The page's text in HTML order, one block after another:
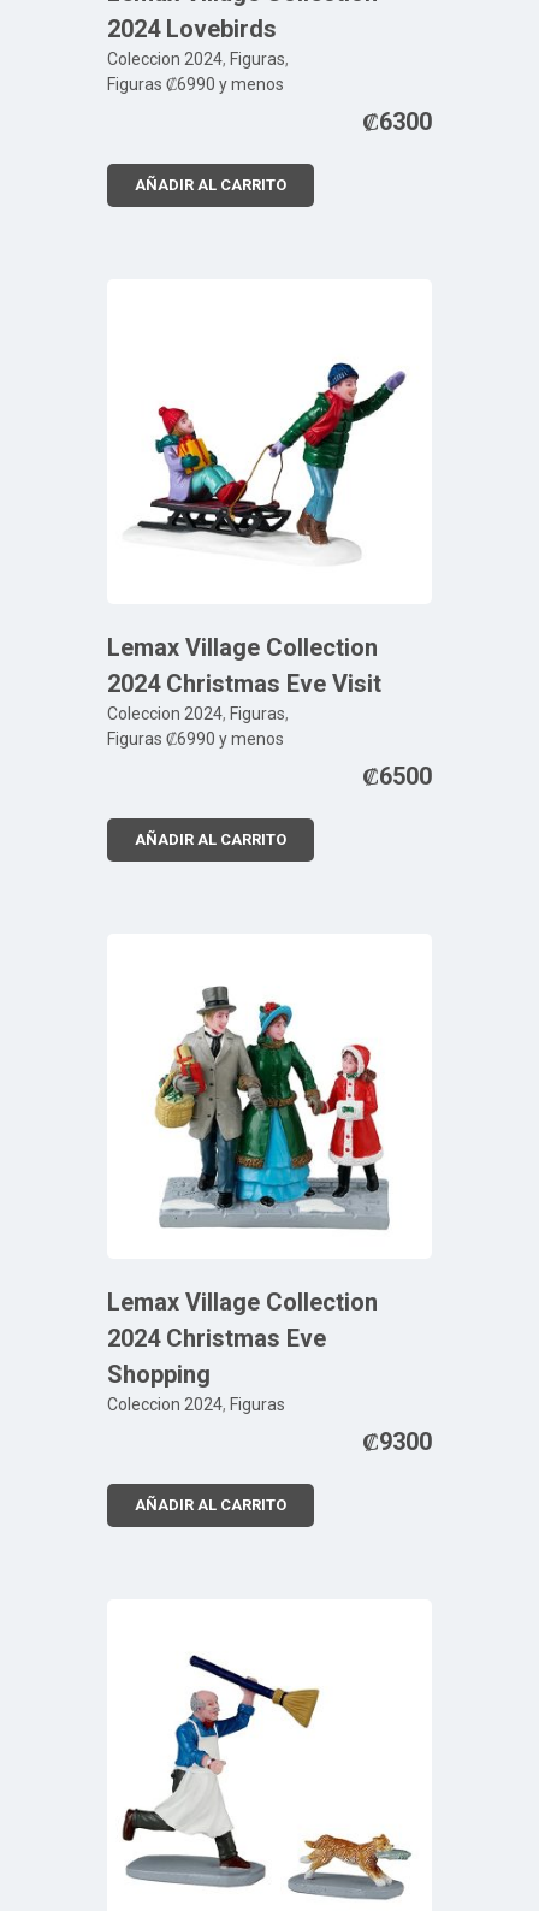
2024 Lovebirds
Coleccion 2024, Figuras,
Figuras ₡6990 y menos
₡6300
AÑADIR AL CARRITO
Lemax Village Collection
2024 Christmas Eve Visit
Coleccion 2024, Figuras,
Figuras ₡6990 y menos
₡6500
AÑADIR AL CARRITO
Lemax Village Collection
2024 Christmas Eve
Shopping
Coleccion 2024, Figuras
₡9300
AÑADIR AL CARRITO